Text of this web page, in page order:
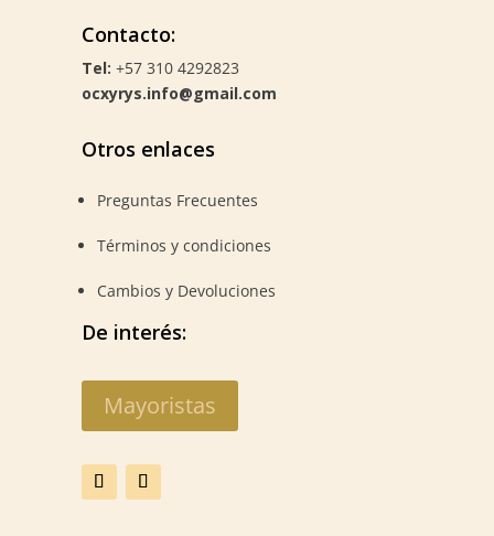
Contacto:
Tel: +57 310 4292823
ocxyrys.info@gmail.com
Otros enlaces
Preguntas Frecuentes
Términos y condiciones
Cambios y Devoluciones
De interés:
Mayoristas